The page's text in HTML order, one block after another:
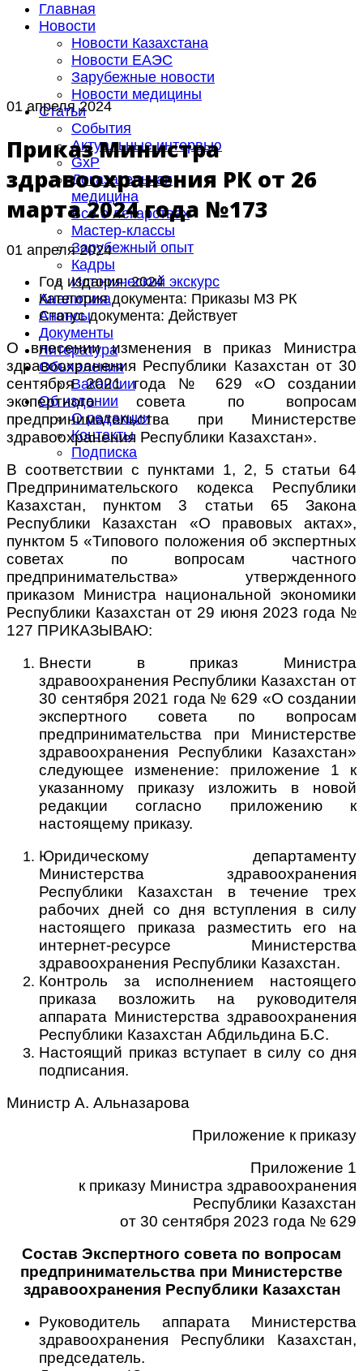
Главная
Новости
Новости Казахстана
Новости ЕАЭС
Зарубежные новости
Новости медицины
Статьи
События
Актуальные интервью
GxP
Доказательная
медицина
Все о лекарствах
Мастер-классы
Зарубежный опыт
Кадры
Исторический экскурс
Аналитика
Анонсы
Документы
Литература
Объявления
Вакансии
Об издании
О редакции
Контакты
Подписка
01 апреля 2024
Приказ Министра
здравоохранения РК от 26
марта 2024 года №173
01 апреля 2024
Год издания:2024
Категория документа: Приказы МЗ РК
Статус документа: Действует
О внесении изменения в приказ Министра
здравоохранения Республики Казахстан от 30
сентября 2021 года № 629 «О создании
экспертного совета по вопросам
предпринимательства при Министерстве
здравоохранения Республики Казахстан».
В соответствии с пунктами 1, 2, 5 статьи 64
Предпринимательского кодекса Республики
Казахстан, пунктом 3 статьи 65 Закона
Республики Казахстан «О правовых актах»,
пунктом 5 «Типового положения об экспертных
советах по вопросам частного
предпринимательства» утвержденного
приказом Министра национальной экономики
Республики Казахстан от 29 июня 2023 года №
127 ПРИКАЗЫВАЮ:
Внести в приказ Министра
здравоохранения Республики Казахстан от
30 сентября 2021 года № 629 «О создании
экспертного совета по вопросам
предпринимательства при Министерстве
здравоохранения Республики Казахстан»
следующее изменение: приложение 1 к
указанному приказу изложить в новой
редакции согласно приложению к
настоящему приказу.
Юридическому департаменту
Министерства здравоохранения
Республики Казахстан в течение трех
рабочих дней со дня вступления в силу
настоящего приказа разместить его на
интернет-ресурсе Министерства
здравоохранения Республики Казахстан.
Контроль за исполнением настоящего
приказа возложить на руководителя
аппарата Министерства здравоохранения
Республики Казахстан Абдильдина Б.С.
Настоящий приказ вступает в силу со дня
подписания.
Министр А. Альназарова
Приложение к приказу
Приложение 1
к приказу Министра здравоохранения
Республики Казахстан
от 30 сентября 2023 года № 629
Состав Экспертного совета по вопросам
предпринимательства при Министерстве
здравоохранения Республики Казахстан
Руководитель аппарата Министерства
здравоохранения Республики Казахстан,
председатель.